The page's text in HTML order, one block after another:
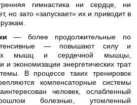
гимнастика ни сердце, ни
но зато «запускает» их и приводит в
— более продолжительные по
— повышают силу и
мышц и сердечной мышцы,
и экономизации энергетических трат
В процессе таких тренировок
компенсаторные системы
человек, ослабленный
болезнью, утомленный